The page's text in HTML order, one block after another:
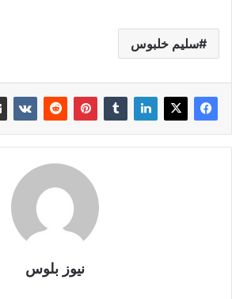
سليم خلبوس
نيوز بلوس